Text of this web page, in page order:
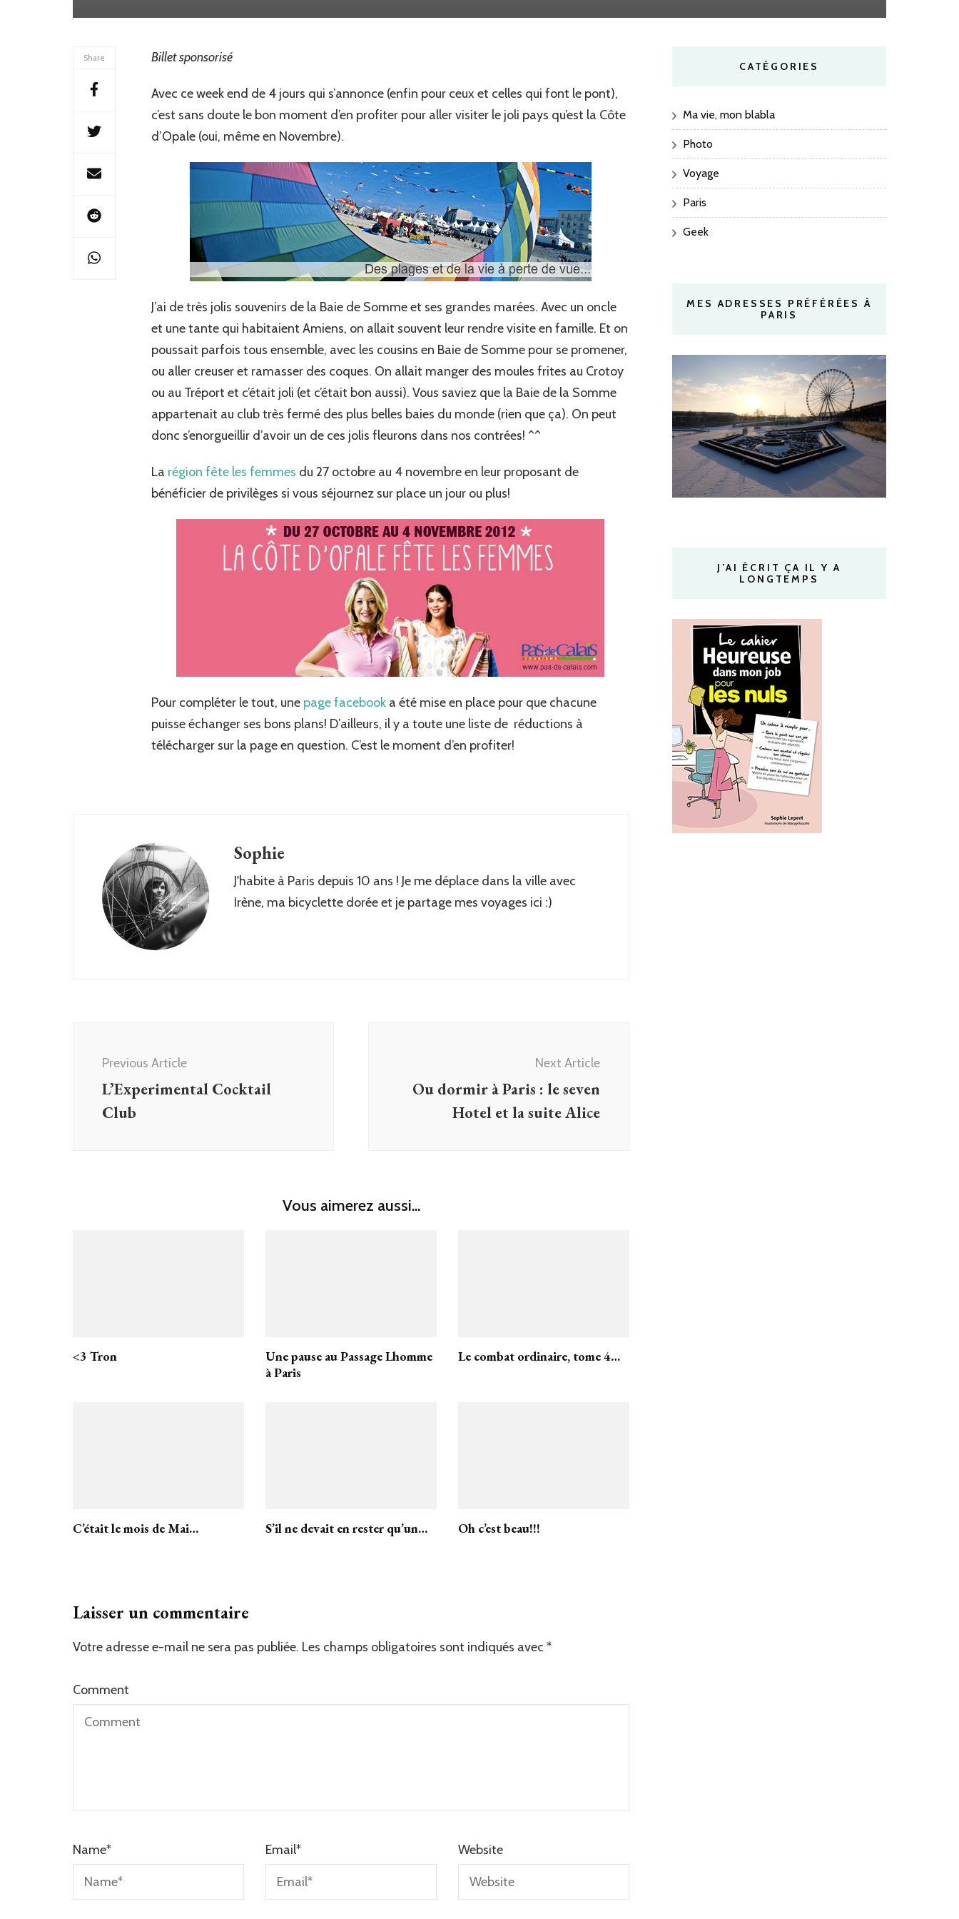
Share Billet sponsorisé
Avec ce week end de 4 jours qui s’annonce (enfin pour ceux et celles qui font le pont),
c’est sans doute le bon moment d’en profiter pour aller visiter le joli pays qu’est la Côte
d’Opale (oui, même en Novembre).
J’ai de très jolis souvenirs de la Baie de Somme et ses grandes marées. Avec un oncle
et une tante qui habitaient Amiens, on allait souvent leur rendre visite en famille. Et on
poussait parfois tous ensemble, avec les cousins en Baie de Somme pour se promener,
ou aller creuser et ramasser des coques. On allait manger des moules frites au Crotoy
ou au Tréport et c’était joli (et c’était bon aussi). Vous saviez que la Baie de la Somme
appartenait au club très fermé des plus belles baies du monde (rien que ça). On peut
donc s’enorgueillir d’avoir un de ces jolis fleurons dans nos contrées! ^^
La région fête les femmes du 27 octobre au 4 novembre en leur proposant de
bénéficier de privilèges si vous séjournez sur place un jour ou plus!
Pour compléter le tout, une page facebook a été mise en place pour que chacune
puisse échanger ses bons plans! D’ailleurs, il y a toute une liste de réductions à
télécharger sur la page en question. C’est le moment d’en profiter!
Sophie
J'habite à Paris depuis 10 ans ! Je me déplace dans la ville avec
Irène, ma bicyclette dorée et je partage mes voyages ici :)
Navigation
Previous Article
L’Experimental Cocktail
Club
Next Article
Ou dormir à Paris : le seven
Hotel et la suite Alice
Vous aimerez aussi...
<3 Tron
Une pause au Passage Lhomme
à Paris
Le combat ordinaire, tome 4…
C’était le mois de Mai… S’il ne devait en rester qu’un… Oh c’est beau!!!
Laisser un commentaire
Votre adresse e-mail ne sera pas publiée. Les champs obligatoires sont indiqués avec *
Comment
Name* Email* Website
CATÉGORIES
Ma vie, mon blabla
Photo
Voyage
Paris
Geek
MES ADRESSES PRÉFÉRÉES À
PARIS
J’AI ÉCRIT ÇA IL Y A
LONGTEMPS